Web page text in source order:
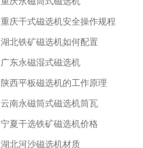
重庆干式磁选机安全操作规程
湖北铁矿磁选机如何配置
广东永磁湿式磁选机
陕西平板磁选机的工作原理
云南永磁筒式磁选机筒瓦
宁夏干选铁矿磁选机价格
湖北河沙磁选机材质